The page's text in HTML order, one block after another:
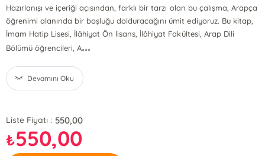
Hazırlanışı ve içeriği açısından, farklı bir tarzı olan bu çalışma, Arapça
öğrenimi alanında bir boşluğu dolduracağını ümit ediyoruz. Bu kitap,
İmam Hatip Lisesi, İlâhiyat Ön lisans, İlâhiyat Fakültesi, Arap Dili
Bölümü öğrencileri, A...
Devamını Oku
Liste Fiyatı : 550,00
₺550,00